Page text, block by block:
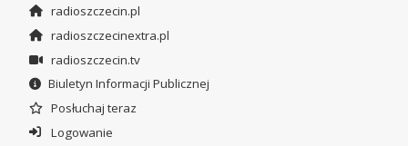
radioszczecin.pl
radioszczecinextra.pl
radioszczecin.tv
Biuletyn Informacji Publicznej
Posłuchaj teraz
Logowanie